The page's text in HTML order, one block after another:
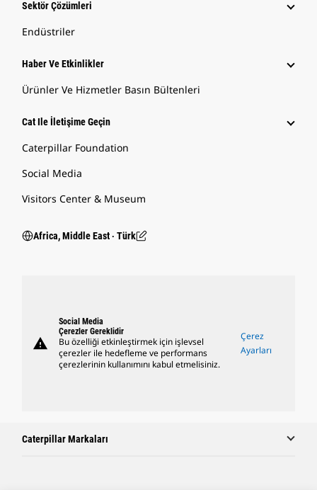
Sektör Çözümleri
Endüstriler
Haber Ve Etkinlikler
Ürünler Ve Hizmetler Basın Bültenleri
Cat Ile İletişime Geçin
Caterpillar Foundation
Social Media
Visitors Center & Museum
Africa, Middle East ‧ Türk
warning
Social Media
Çerezler Gereklidir
Bu özelliği etkinleştirmek için işlevsel
çerezler ile hedefleme ve performans
çerezlerinin kullanımını kabul etmelisiniz.
Çerez
Ayarları
Caterpillar Markaları